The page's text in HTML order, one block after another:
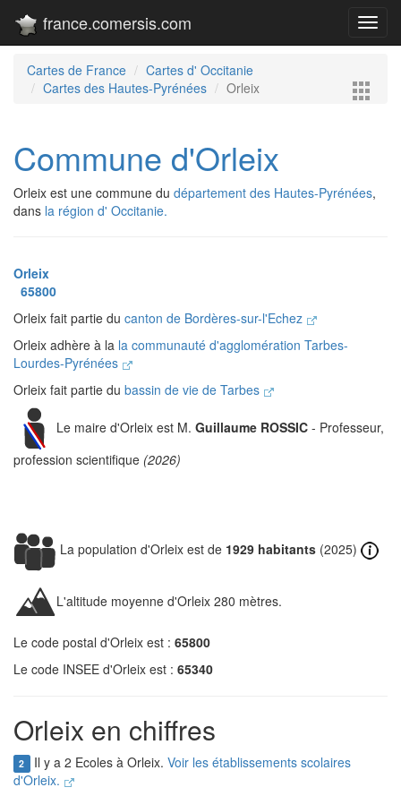
france.comersis.com
Cartes de France
Cartes d' Occitanie
Cartes des Hautes-Pyrénées
Orleix
Commune d'Orleix
Orleix est une commune du département des Hautes-Pyrénées,
dans la région d' Occitanie.
Orleix
65800
Orleix fait partie du canton de Bordères-sur-l'Echez
Orleix adhère à la la communauté d'agglomération Tarbes-
Lourdes-Pyrénées
Orleix fait partie du bassin de vie de Tarbes
Le maire d'Orleix est M. Guillaume ROSSIC - Professeur,
profession scientifique (2026)
La population d'Orleix est de 1929 habitants (2025)
L'altitude moyenne d'Orleix 280 mètres.
Le code postal d'Orleix est : 65800
Le code INSEE d'Orleix est : 65340
Orleix en chiffres
2 Il y a 2 Ecoles à Orleix. Voir les établissements scolaires
d'Orleix.